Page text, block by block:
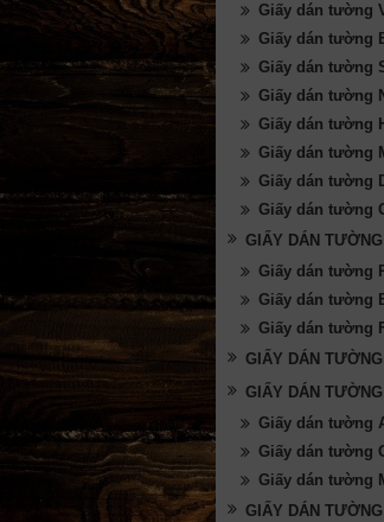
Giấy dán tường
Giấy dán tường
Giấy dán tường
Giấy dán tường
Giấy dán tường
Giấy dán tường
Giấy dán tường
Giấy dán tường
GIẤY DÁN
Giấy dán tường
Giấy dán tường
Giấy dán tường
GIẤY DÁN
GIẤY DÁN
Giấy dán tường
Giấy dán tường
Giấy dán tường
GIẤY DÁN